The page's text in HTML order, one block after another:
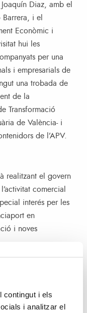
contingut i els
i analitzar el
Diaz, amb el
i el
Econòmic i
hui les
per una
i empresarials de
una trobada de
de la
Transformació
de València- i
de l’APV.
realitzant el govern
comercial
interés per les
en
i noves
Blanco; el
Alejandro
director